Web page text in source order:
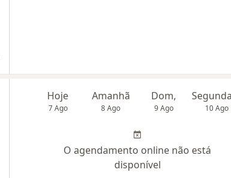
Hoje
7 Ago
Amanhã
8 Ago
Dom,
9 Ago 10 Ago
O agendamento online não está
disponível